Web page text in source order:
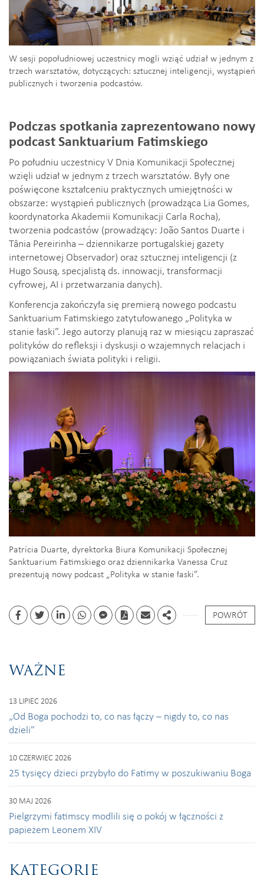
W sesji popołudniowej uczestnicy mogli wziąć udział w jednym z
trzech warsztatów, dotyczących: sztucznej inteligencji, wystąpień
publicznych i tworzenia podcastów.
Podczas spotkania zaprezentowano nowy
podcast Sanktuarium Fatimskiego
Po południu uczestnicy V Dnia Komunikacji Społecznej
wzięli udział w jednym z trzech warsztatów. Były one
poświęcone kształceniu praktycznych umiejętności w
obszarze: wystąpień publicznych (prowadząca Lia Gomes,
koordynatorka Akademii Komunikacji Carla Rocha),
tworzenia podcastów (prowadzący: João Santos Duarte i
Tânia Pereirinha – dziennikarze portugalskiej gazety
internetowej Observador) oraz sztucznej inteligencji (z
Hugo Sousą, specjalistą ds. innowacji, transformacji
cyfrowej, AI i przetwarzania danych).
Konferencja zakończyła się premierą nowego podcastu
Sanktuarium Fatimskiego zatytułowanego „Polityka w
stanie łaski”. Jego autorzy planują raz w miesiącu zapraszać
polityków do refleksji i dyskusji o wzajemnych relacjach i
powiązaniach świata polityki i religii.
Patrícia Duarte, dyrektorka Biura Komunikacji Społecznej
Sanktuarium Fatimskiego oraz dziennikarka Vanessa Cruz
prezentują nowy podcast „Polityka w stanie łaski”.
FacebookTwitterLinkedinwhatsappfacebook messenger
PDF EmailShare
POWRÓT
WAŻNE
13 LIPIEC 2026
„Od Boga pochodzi to, co nas łączy – nigdy to, co nas
dzieli”
10 CZERWIEC 2026
25 tysięcy dzieci przybyło do Fatimy w poszukiwaniu Boga
30 MAJ 2026
Pielgrzymi fatimscy modlili się o pokój w łączności z
papieżem Leonem XIV
KATEGORIE